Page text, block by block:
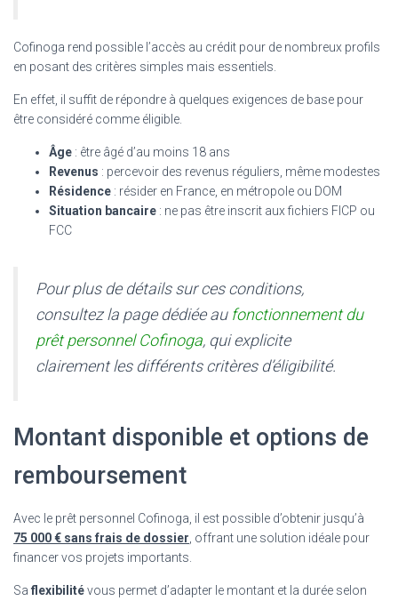
Cofinoga rend possible l’accès au crédit pour de nombreux profils
en posant des critères simples mais essentiels.
En effet, il suffit de répondre à quelques exigences de base pour
être considéré comme éligible.
Âge : être âgé d’au moins 18 ans
Revenus : percevoir des revenus réguliers, même modestes
Résidence : résider en France, en métropole ou DOM
Situation bancaire : ne pas être inscrit aux fichiers FICP ou
FCC
Pour plus de détails sur ces conditions,
consultez la page dédiée au fonctionnement du
prêt personnel Cofinoga, qui explicite
clairement les différents critères d’éligibilité.
Montant disponible et options de
remboursement
Avec le prêt personnel Cofinoga, il est possible d’obtenir jusqu’à
75 000 € sans frais de dossier , offrant une solution idéale pour
financer vos projets importants.
Sa flexibilitévous permet d’adapter le montant et la durée selon